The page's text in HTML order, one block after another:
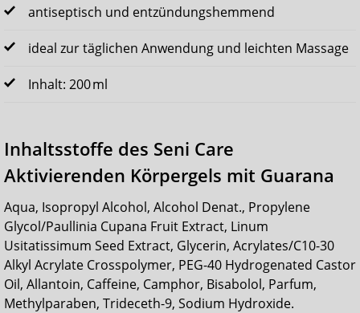
antiseptisch und entzündungshemmend
ideal zur täglichen Anwendung und leichten Massage
Inhalt: 200 ml
Inhaltsstoffe des Seni Care
Aktivierenden Körpergels mit Guarana
Aqua, Isopropyl Alcohol, Alcohol Denat., Propylene
Glycol/Paullinia Cupana Fruit Extract, Linum
Usitatissimum Seed Extract, Glycerin, Acrylates/C10-30
Alkyl Acrylate Crosspolymer, PEG-40 Hydrogenated Castor
Oil, Allantoin, Caffeine, Camphor, Bisabolol, Parfum,
Methylparaben, Trideceth-9, Sodium Hydroxide.